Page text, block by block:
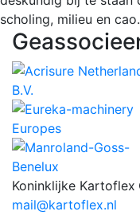
scholing, milieu en cao.
Koninklijke Kartoflex
mail@kartoflex.nl